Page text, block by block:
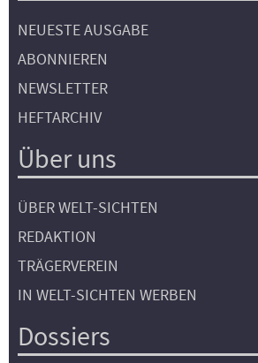
NEUESTE AUSGABE
ABONNIEREN
NEWSLETTER
HEFTARCHIV
Über uns
ÜBER WELT-SICHTEN
REDAKTION
TRÄGERVEREIN
IN WELT-SICHTEN WERBEN
Dossiers